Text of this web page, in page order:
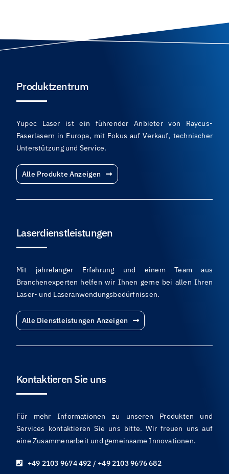
Produktzentrum
Yupec Laser ist ein führender Anbieter von Raycus-
Faserlasern in Europa, mit Fokus auf Verkauf, technischer
Unterstützung und Service.
Alle Produkte Anzeigen
Laserdienstleistungen
Mit jahrelanger Erfahrung und einem Team aus
Branchenexperten helfen wir Ihnen gerne bei allen Ihren
Laser- und Laseranwendungsbedürfnissen.
Alle Dienstleistungen Anzeigen
Kontaktieren Sie uns
Für mehr Informationen zu unseren Produkten und
Services kontaktieren Sie uns bitte. Wir freuen uns auf
eine Zusammenarbeit und gemeinsame Innovationen.
+49 2103 9674 492 / +49 2103 9676 682